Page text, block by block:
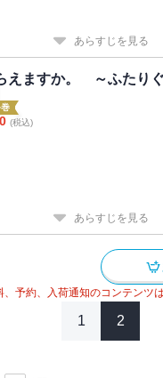
あらすじを見る
えますか。 ～ふたり
(税込)
あらすじを見る
予約、入荷通知のコンテンツ
1 2